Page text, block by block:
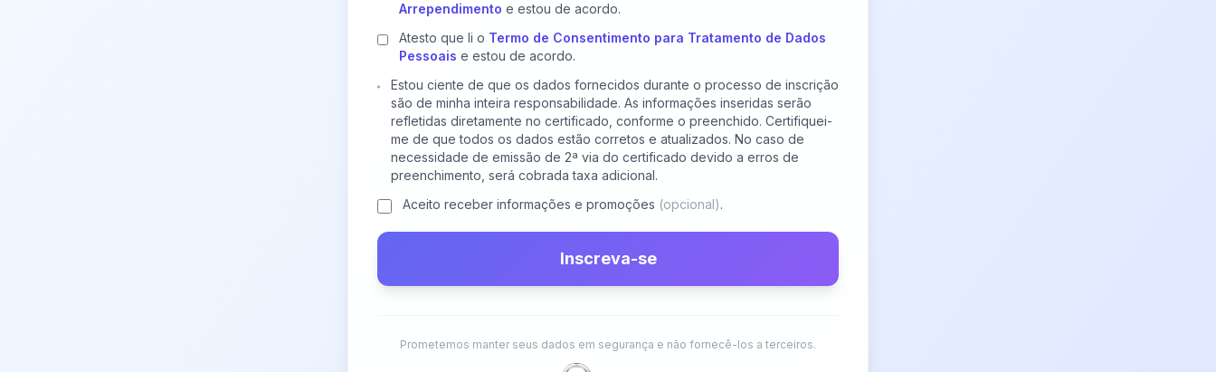
Arrependimentoe estou de acordo.
Atesto que li o Termo de Consentimento para Tratamento de Dados
Pessoais e estou de acordo.
Estou ciente de que os dados fornecidos durante o processo de inscrição
são de minha inteira responsabilidade. As informações inseridas serão
refletidas diretamente no certificado, conforme o preenchido. Certifiquei-
me de que todos os dados estão corretos e atualizados. No caso de
necessidade de emissão de 2ª via do certificado devido a erros de
preenchimento, será cobrada taxa adicional.
Aceito receber informações e promoções (opcional).
Inscreva-se
Prometemos manter seus dados em segurança e não fornecê-los a terceiros.